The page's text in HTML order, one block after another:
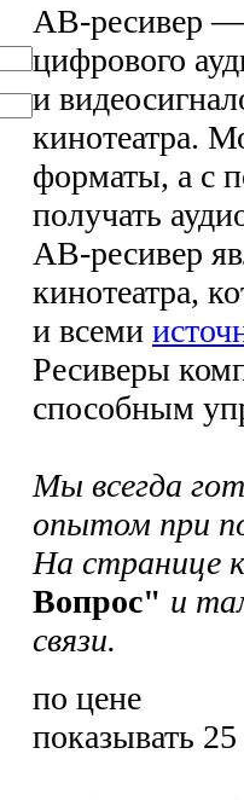
АВ-ресивер —
цифрового
и
кинотеатра.
форматы, а с
получать
АВ-ресивер
кинотеатра,
и всеми
Ресиверы
способным
Мы всегда
опытом при
На странице
Вопрос" и
cвязи.
по цене
показывать 25